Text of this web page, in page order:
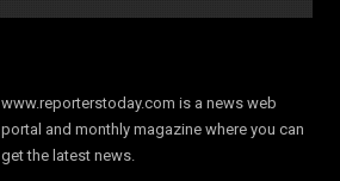
www.reporterstoday.com is a news web
portal and monthly magazine where you can
get the latest news.